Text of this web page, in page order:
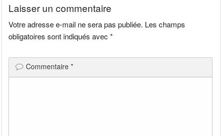
Laisser un commentaire
Votre adresse e-mail ne sera pas publiée. Les champs
obligatoires sont indiqués avec*
Commentaire*